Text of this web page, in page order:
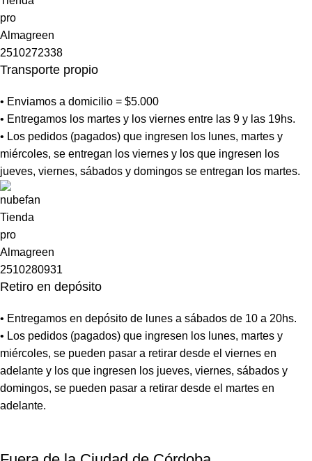
Transporte propio
• Enviamos a domicilio = $5.000
• Entregamos los martes y los viernes entre las 9 y las 19hs.
• Los pedidos (pagados) que ingresen los lunes, martes y
miércoles, se entregan los viernes y los que ingresen los
jueves, viernes, sábados y domingos se entregan los martes.
Retiro en depósito
• Entregamos en depósito de lunes a sábados de 10 a 20hs.
• Los pedidos (pagados) que ingresen los lunes, martes y
miércoles, se pueden pasar a retirar desde el viernes en
adelante y los que ingresen los jueves, viernes, sábados y
domingos, se pueden pasar a retirar desde el martes en
adelante.